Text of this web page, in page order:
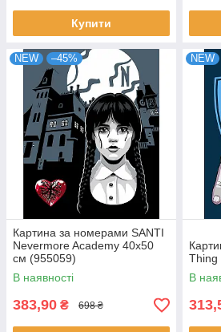
Купити
NEW –45%
Картина за номерами SANTI
Nevermore Academy 40х50
см (955059)
В наявності
383,90 ₴ 698 ₴
NEW
Thing
В